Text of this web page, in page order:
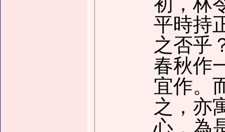
平時持
之否乎
春秋作
宜作。
之，亦
心，為